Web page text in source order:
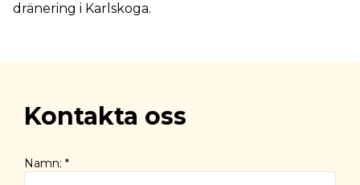
dränering i Karlskoga.
Kontakta oss
Namn: *